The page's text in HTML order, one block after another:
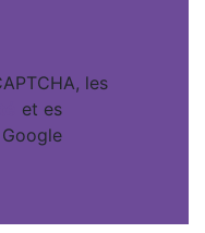
les
et es